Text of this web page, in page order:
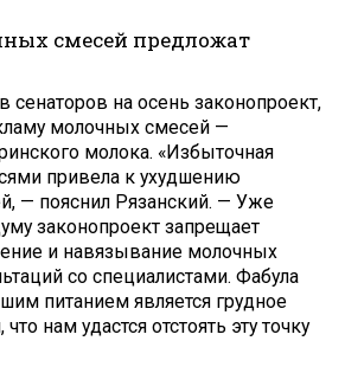
смесей предложат
сенаторов на осень законопроект,
молочных смесей —
молока. «Избыточная
привела к ухудшению
— пояснил Рязанский. — Уже
законопроект запрещает
и навязывание молочных
со специалистами. Фабула
питанием является грудное
нам удастся отстоять эту точку